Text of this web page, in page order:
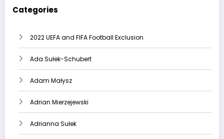
Categories
2022 UEFA and FIFA Football Exclusion
Ada Sułek-Schubert
Adam Małysz
Adrian Mierzejewski
Adrianna Sułek